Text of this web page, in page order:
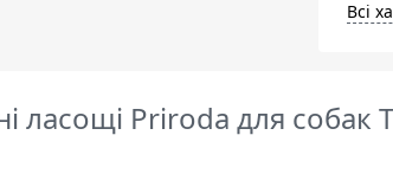
Всі
ласощі Priroda для собак